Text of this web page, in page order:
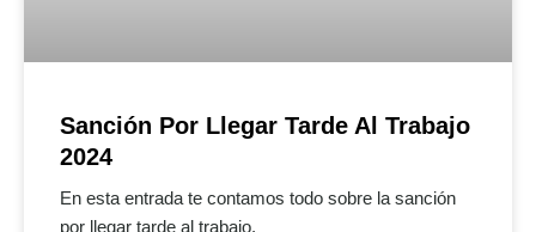
Sanción Por Llegar Tarde Al Trabajo
2024
En esta entrada te contamos todo sobre la sanción
por llegar tarde al trabajo.